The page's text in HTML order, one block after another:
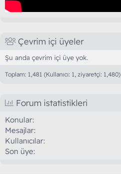
Çevrim içi üyeler
Şu anda çevrim içi üye yok.
Toplam: 1,481 (Kullanıcı: 1, ziyaretçi: 1,480)
Forum istatistikleri
Konular
Mesajlar
Kullanıcılar
Son üye